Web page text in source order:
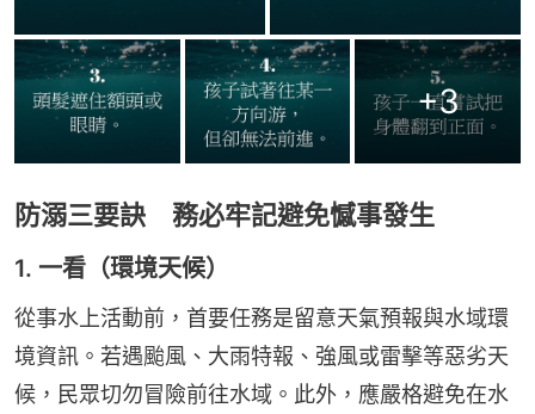
+3
防溺三要訣 務必牢記避免憾事發生
1. 一看（環境天候）
從事水上活動前，首要任務是留意天氣預報與水域環
境資訊。若遇颱風、大雨特報、強風或雷擊等惡劣天
候，民眾切勿冒險前往水域。此外，應嚴格避免在水